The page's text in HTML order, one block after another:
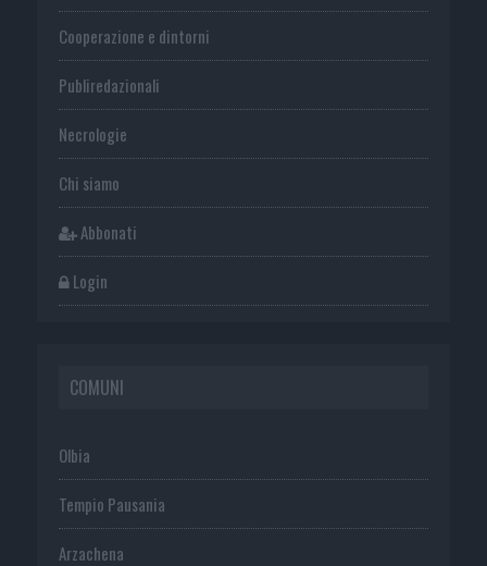
Cooperazione e dintorni
Publiredazionali
Necrologie
Chi siamo
Abbonati
Login
COMUNI
Olbia
Tempio Pausania
Arzachena